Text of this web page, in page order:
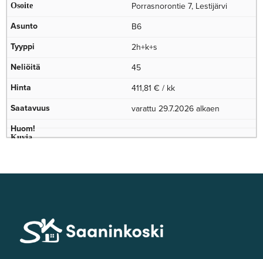
Porrasnorontie 7, Lestijärvi
B6
2h+k+s
45
411,81 € / kk
varattu 29.7.2026 alkaen